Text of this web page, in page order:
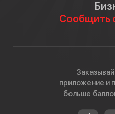
Сообщить
приложение и
больше